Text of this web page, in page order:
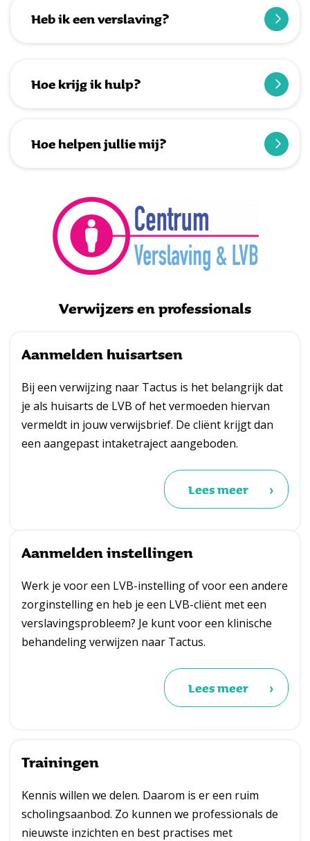
Heb ik een verslaving?
Hoe krijg ik hulp?
Hoe helpen jullie mij?
Verwijzers en professionals
Aanmelden huisartsen
Bij een verwijzing naar Tactus is het belangrijk dat
je als huisarts de LVB of het vermoeden hiervan
vermeldt in jouw verwijsbrief. De cliënt krijgt dan
een aangepast intaketraject aangeboden.
Lees meer
Aanmelden instellingen
Werk je voor een LVB-instelling of voor een andere
zorginstelling en heb je een LVB-cliënt met een
verslavingsprobleem? Je kunt voor een klinische
behandeling verwijzen naar Tactus.
Lees meer
Trainingen
Kennis willen we delen. Daarom is er een ruim
scholingsaanbod. Zo kunnen we professionals de
nieuwste inzichten en best practises met